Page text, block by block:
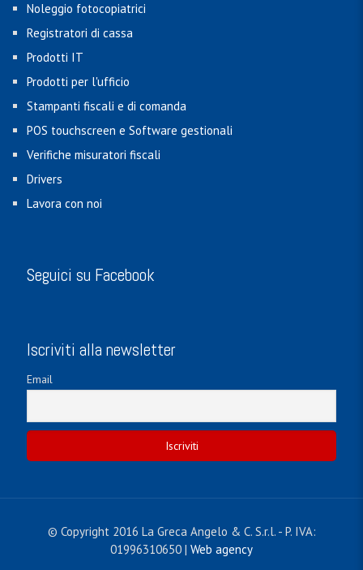
Noleggio fotocopiatrici
Registratori di cassa
Prodotti IT
Prodotti per l'ufficio
Stampanti fiscali e di comanda
POS touchscreen e Software gestionali
Verifiche misuratori fiscali
Drivers
Lavora con noi
Seguici su Facebook
Iscriviti alla newsletter
Email
© Copyright 2016 La Greca Angelo & C. S.r.l. - P. IVA:
01996310650 | Web agency